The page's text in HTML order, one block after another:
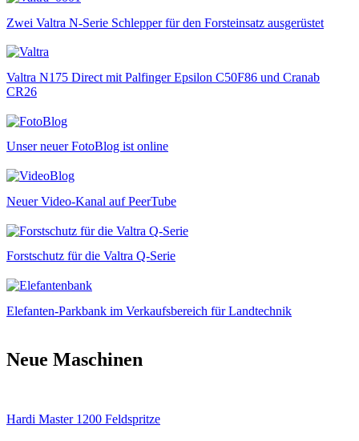
Zwei Valtra N-Serie Schlepper für den Forsteinsatz ausgerüstet
Valtra N175 Direct mit Palfinger Epsilon C50F86 und Cranab
CR26
Unser neuer FotoBlog ist online
Neuer Video-Kanal auf PeerTube
Forstschutz für die Valtra Q-Serie
Elefanten-Parkbank im Verkaufsbereich für Landtechnik
Neue Maschinen
Hardi Master 1200 Feldspritze